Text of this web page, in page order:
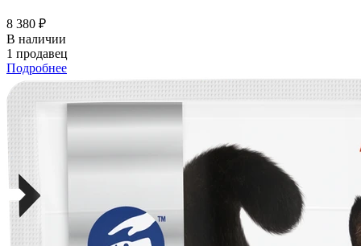
8 380 ₽
В наличии
1 продавец
Подробнее